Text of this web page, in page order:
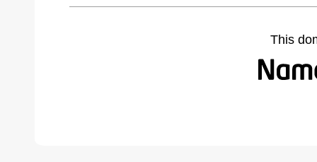
This